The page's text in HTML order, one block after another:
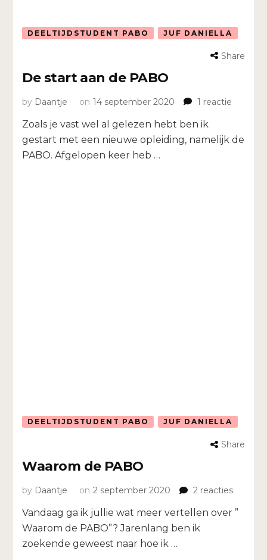
DEELTIJDSTUDENT PABO JUF DANIELLA
Share
De start aan de PABO
by Daantje on 14 september 2020 1 reactie
aan
Zoals je vast wel al gelezen hebt ben ik
gestart met een nieuwe opleiding, namelijk de
PABO. Afgelopen keer heb …
DEELTIJDSTUDENT PABO JUF DANIELLA
Share
Waarom de PABO
by Daantje on 2 september 2020 2 reactiesop
de
Vandaag ga ik jullie wat meer vertellen over ”
Waarom de PABO”? Jarenlang ben ik
zoekende geweest naar hoe ik …